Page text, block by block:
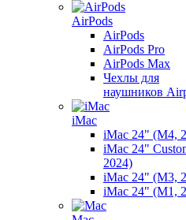
AirPods
AirPods
AirPods Pro
AirPods Max
Чехлы для
наушников
iMac
iMac 24" (M4,
iMac 24"
2024)
iMac 24" (M3,
iMac 24" (M1,